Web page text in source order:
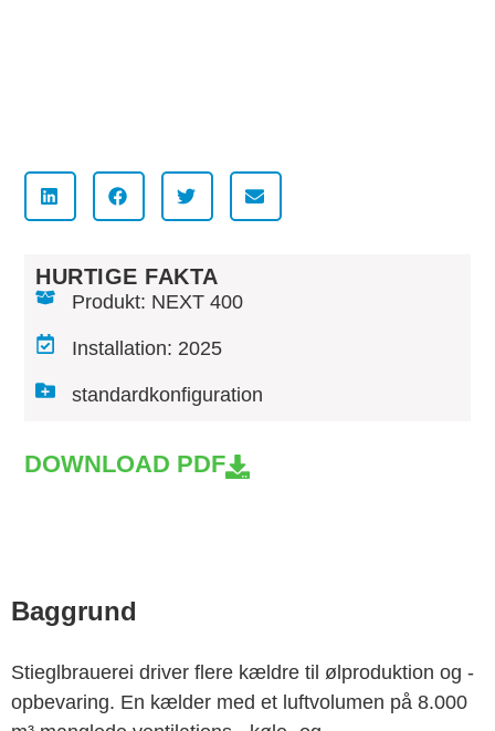
HURTIGE FAKTA
Produkt: NEXT 400
Installation: 2025
standardkonfiguration
DOWNLOAD PDF
Baggrund
Stieglbrauerei driver flere kældre til ølproduktion og -
opbevaring. En kælder med et luftvolumen på 8.000